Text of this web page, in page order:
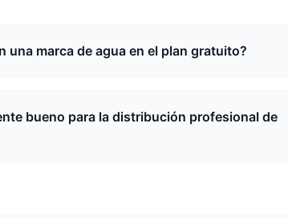
una marca de agua en el plan gratuito?
bueno para la distribución profesional de